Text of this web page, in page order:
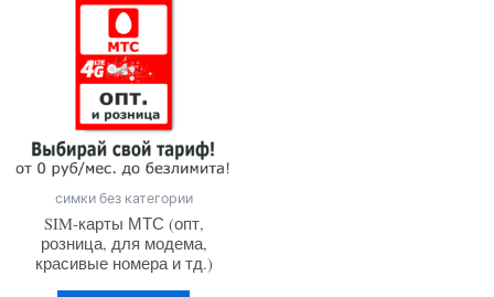
симки без категории
SIM-карты МТС (опт,
розница, для модема,
красивые номера и тд.)